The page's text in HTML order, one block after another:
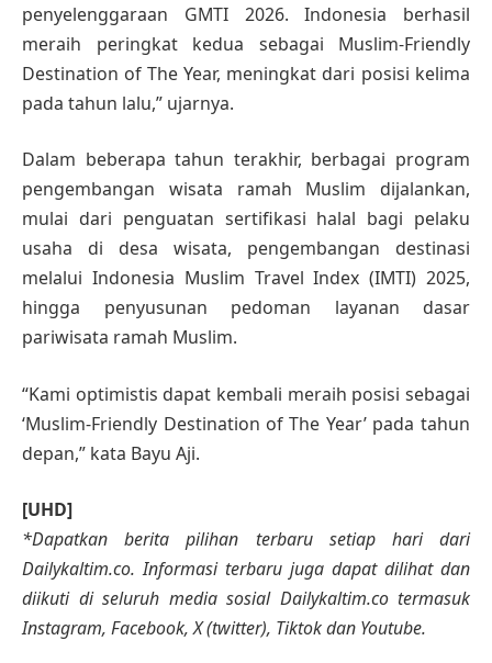
penyelenggaraan GMTI 2026. Indonesia berhasil
meraih peringkat kedua sebagai Muslim-Friendly
Destination of The Year, meningkat dari posisi kelima
pada tahun lalu,” ujarnya.
Dalam beberapa tahun terakhir, berbagai program
pengembangan wisata ramah Muslim dijalankan,
mulai dari penguatan sertifikasi halal bagi pelaku
usaha di desa wisata, pengembangan destinasi
melalui Indonesia Muslim Travel Index (IMTI) 2025,
hingga penyusunan pedoman layanan dasar
pariwisata ramah Muslim.
“Kami optimistis dapat kembali meraih posisi sebagai
‘Muslim-Friendly Destination of The Year’ pada tahun
depan,” kata Bayu Aji.
[UHD]
*Dapatkan berita pilihan terbaru setiap hari dari
Dailykaltim.co. Informasi terbaru juga dapat dilihat dan
diikuti di seluruh media sosial Dailykaltim.co termasuk
Instagram, Facebook, X (twitter), Tiktok dan Youtube.